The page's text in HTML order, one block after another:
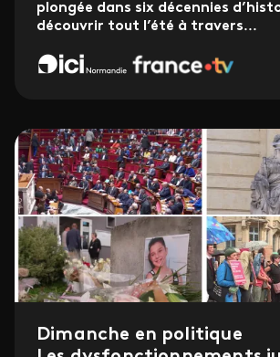
plongée dans six décennies
découvrir tout l’été à travers...
Dimanche en politique